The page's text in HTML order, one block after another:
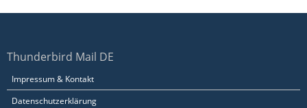
Thunderbird Mail DE
Impressum & Kontakt
Datenschutzerklärung